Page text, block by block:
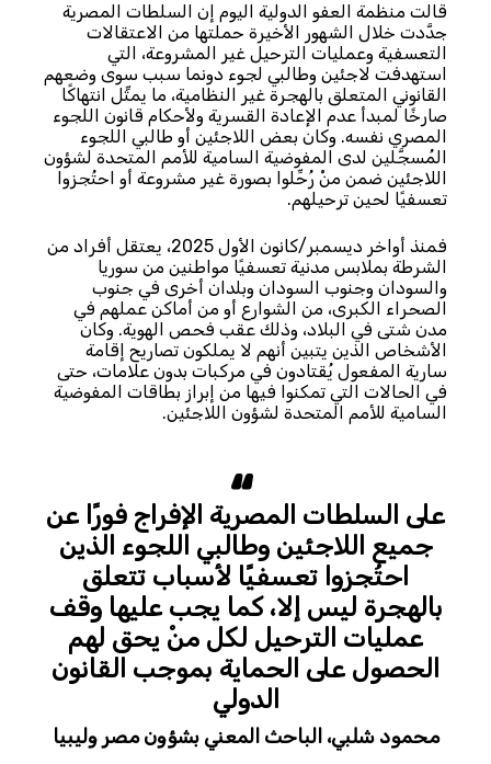
قالت منظمة العفو الدولية اليوم إن السلطات المصرية
جدَّدت خلال الشهور الأخيرة حملتها من الاعتقالات
التعسفية وعمليات الترحيل غير المشروعة، التي
استهدفت لاجئين وطالبي لجوء دونما سبب سوى وضعهم
القانوني المتعلق بالهجرة غير النظامية، ما يمثِّل انتهاكًا
صارخًا لمبدأ عدم الإعادة القسرية ولأحكام قانون اللجوء
المصري نفسه. وكان بعض اللاجئين أو طالبي اللجوء
المُسجَّلين لدى المفوضية السامية للأمم المتحدة لشؤون
اللاجئين ضمن منْ رُحِّلوا بصورة غير مشروعة أو احتُجزوا
تعسفيًا لحين ترحيلهم.
فمنذ أواخر ديسمبر/كانون الأول 2025، يعتقل أفراد من
الشرطة بملابس مدنية تعسفيًا مواطنين من سوريا
والسودان وجنوب السودان وبلدان أخرى في جنوب
الصحراء الكبرى، من الشوارع أو من أماكن عملهم في
مدن شتى في البلاد، وذلك عقب فحص الهوية. وكان
الأشخاص الذين يتبين أنهم لا يملكون تصاريح إقامة
سارية المفعول يُقتادون في مركبات بدون علامات، حتى
في الحالات التي تمكنوا فيها من إبراز بطاقات المفوضية
السامية للأمم المتحدة لشؤون اللاجئين.
على السلطات المصرية الإفراج فورًا عن
جميع اللاجئين وطالبي اللجوء الذين
احتُجزوا تعسفيًا لأسباب تتعلق
بالهجرة ليس إلا، كما يجب عليها وقف
عمليات الترحيل لكل منْ يحق لهم
الحصول على الحماية بموجب القانون
الدولي
محمود شلبي، الباحث المعني بشؤون مصر وليبيا